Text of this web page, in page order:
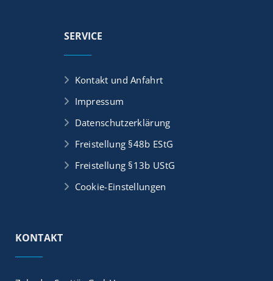
SERVICE
Kontakt und Anfahrt
Impressum
Datenschutzerklärung
Freistellung §48b EStG
Freistellung §13b UStG
Cookie-Einstellungen
KONTAKT